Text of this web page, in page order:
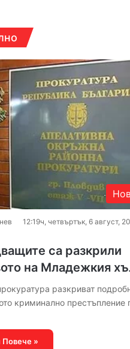
12:19ч, четвъртък, 6 август,
са разкрили
на Младежкия
разкриват
криминално престъпление
Повече »